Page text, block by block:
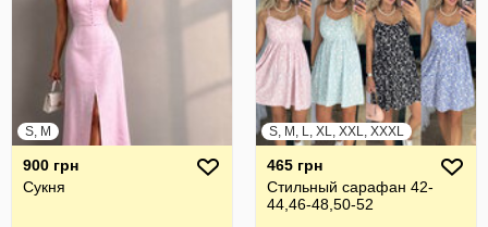
S, M
900 грн
Сукня
S, M, L, XL, XXL, XXXL
465 грн
Стильный сарафан 42-
44,46-48,50-52